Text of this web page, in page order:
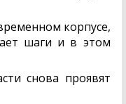
корпусе,
шаги и в этом
снова проявят